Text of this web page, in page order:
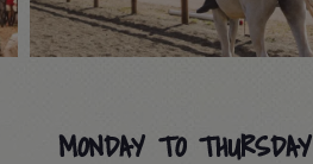
MONDAY TO THURSDAY